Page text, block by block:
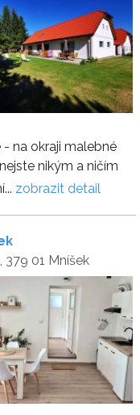
- na okraji malebné
nikým a ničím
zobrazit detail
379 01 Mníšek